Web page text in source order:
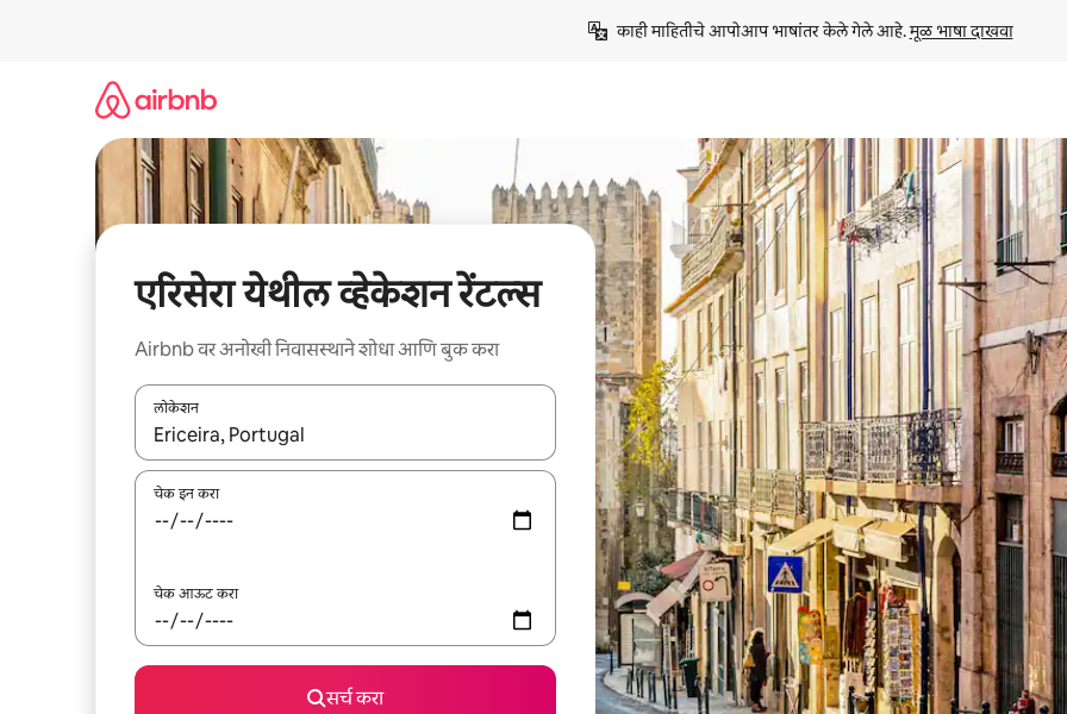
काही माहितीचे आपोआप भाषांतर केले गेले आहे. मूळ भाषा दाखवा
एरिसेरा येथील व्हेकेशन रेंटल्स
Airbnb वर अनोखी निवासस्थाने शोधा आणि बुक करा
लोकेशन
जेव्हा परिणाम उपलब्ध असतील, तेव्हा वरच्या आणि खाली बाणांच्या किजसह नेव्हिगेट करा किंवा स्पर्शाने स्वाइप जेश्चर्स वापरून एक्सप्लोर करा.
चेक इन करा
चेक आऊट करा
सर्च करा